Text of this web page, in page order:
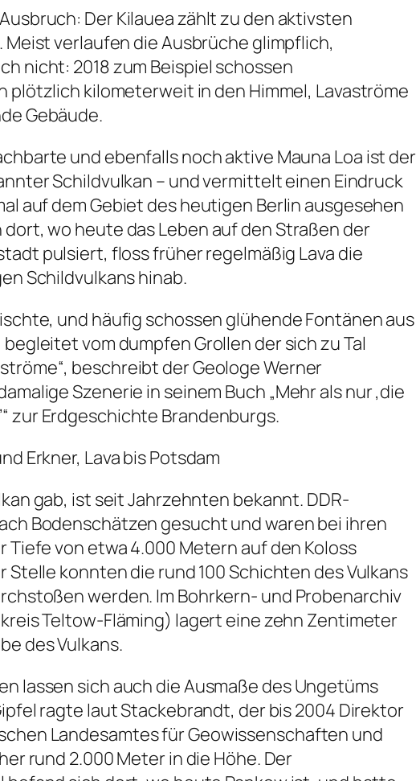
Der Kilauea zählt zu den aktivsten
Meist verlaufen die Ausbrüche glimpflich,
nicht: 2018 zum Beispiel schossen
plötzlich kilometerweit in den Himmel, Lavaströme
Gebäude.
und ebenfalls noch aktive Mauna Loa ist der
Schildvulkan – und vermittelt einen Eindruck
auf dem Gebiet des heutigen Berlin ausgesehen
dort, wo heute das Leben auf den Straßen der
pulsiert, floss früher regelmäßig Lava die
Schildvulkans hinab.
und häufig schossen glühende Fontänen aus
vom dumpfen Grollen der sich zu Tal
beschreibt der Geologe Werner
Szenerie in seinem Buch „Mehr als nur ‚die
zur Erdgeschichte Brandenburgs.
Erkner, Lava bis Potsdam
gab, ist seit Jahrzehnten bekannt. DDR-
Bodenschätzen gesucht und waren bei ihren
Tiefe von etwa 4.000 Metern auf den Koloss
Stelle konnten die rund 100 Schichten des Vulkans
werden. Im Bohrkern- und Probenarchiv
Teltow-Fläming) lagert eine zehn Zentimeter
des Vulkans.
lassen sich auch die Ausmaße des Ungetüms
ragte laut Stackebrandt, der bis 2004 Direktor
Landesamtes für Geowissenschaften und
rund 2.000 Meter in die Höhe. Der